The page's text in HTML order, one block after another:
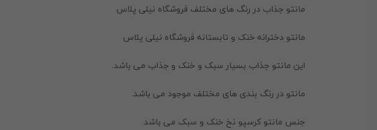
مانتو جذاب در رنگ های مختلف فروشگاه نیلی پلاس
مانتو دخترانه خنک و تابستانه فروشگاه نیلی پلاس
این مانتو جذاب بسیار سبک و خنک و جذاب می باشد.
مانتو در رنگ بندی های مختلف موجود می باشد.
جنس مانتو کرسپو نخ خنک و سبک می باشد.